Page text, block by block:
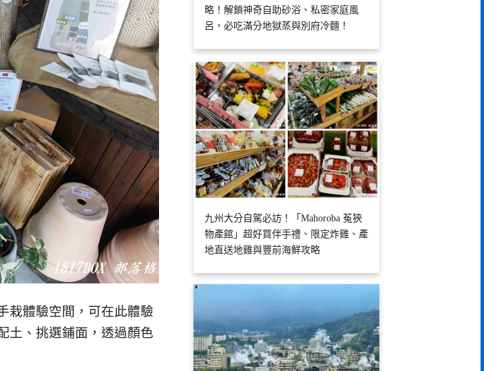
栽體驗空間，可在此體驗
土、挑選鋪面，透過顏色
略！解鎖神奇自助砂浴、私密家庭風
呂，必吃滿分地獄蒸與別府冷麵！
九州大分自駕必訪！「Mahoroba 菟狹
物產館」超好買伴手禮、限定炸雞、產
地直送地雞與豐前海鮮攻略